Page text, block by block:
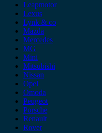
Leapmotor
Lexus
Lynk & co
Mazda
Mercedes
MG
Mini
Mitsubishi
Nissan
Opel
Omoda
Peugeot
Porsche
Renault
Rover